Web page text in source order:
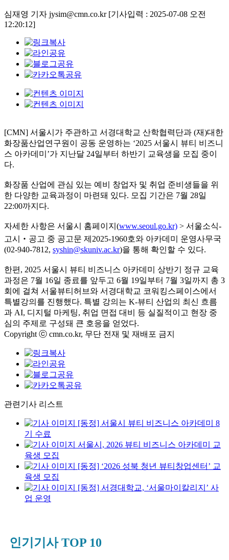
심재영 기자 jysim@cmn.co.kr [기사입력 : 2025-07-08 오전
12:20:12]
[CMN] 서울시가 주관하고 서경대학교 산학협력단과 (재)대한
화장품산업연구원이 공동 운영하는 ‘2025 서울시 뷰티 비즈니
스 아카데미’가 지난달 24일부터 하반기 교육생을 모집 중이
다.
화장품 산업에 관심 있는 예비 창업자 및 취업 준비생들을 위
한 다양한 교육과정이 마련돼 있다. 모집 기간은 7월 28일
22:00까지다.
자세한 사항은 서울시 홈페이지(www.seoul.go.kr) > 서울소식-
고시‧공고 중 공고문 제2025-1960호와 아카데미 운영사무국
(02-940-7812, syshin@skuniv.ac.kr)을 통해 확인할 수 있다.
한편, 2025 서울시 뷰티 비즈니스 아카데미 상반기 정규 교육
과정은 7월 16일 종료를 앞두고 6월 19일부터 7월 3일까지 총 3
회에 걸쳐 서울뷰티허브와 서경대학교 코워킹스페이스에서
특별강의를 진행했다. 특별 강의는 K-뷰티 산업의 최신 흐름
과 AI, 디지털 마케팅, 취업 면접 대비 등 실질적이고 현장 중
심의 주제로 구성돼 큰 호응을 얻었다.
Copyright ⓒ cmn.co.kr, 무단 전재 및 재배포 금지
관련기사 리스트
[동정] 서울시 뷰티 비즈니스 아카데미 8
기 수료
서울시, 2026 뷰티 비즈니스 아카데미 교
육생 모집
[동정] ‘2026 성북 청년 뷰티창업센터’ 교
육생 모집
[동정] 서경대학교, ‘서울마이칼리지’ 사
업 운영
인기기사 TOP 10